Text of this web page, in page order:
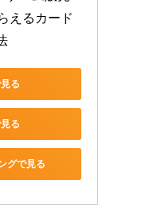
えるカード
る
る
グで見る